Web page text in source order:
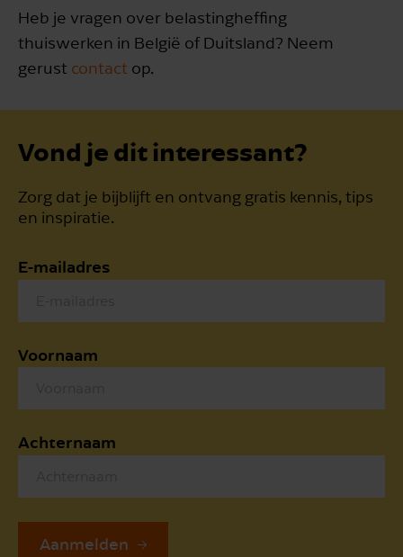
Heb je vragen over belastingheffing
thuiswerken in België of Duitsland? Neem
gerust contact op.
Vond je dit interessant?
Zorg dat je bijblijft en ontvang gratis kennis, tips
en inspiratie.
E-mailadres
Voornaam
Achternaam
Aanmelden